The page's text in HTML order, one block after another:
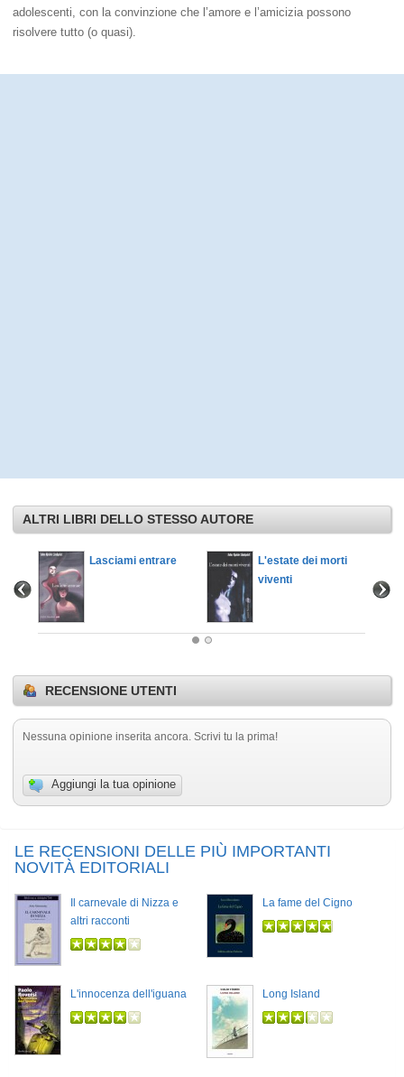
adolescenti, con la convinzione che l’amore e l’amicizia possono
risolvere tutto (o quasi).
ALTRI LIBRI DELLO STESSO AUTORE
Lasciami entrare
L'estate dei morti
viventi
RECENSIONE UTENTI
Nessuna opinione inserita ancora. Scrivi tu la prima!
Aggiungi la tua opinione
LE RECENSIONI DELLE PIÙ IMPORTANTI
NOVITÀ EDITORIALI
Il carnevale di Nizza e
altri racconti
La fame del Cigno
L'innocenza dell'iguana Long Island